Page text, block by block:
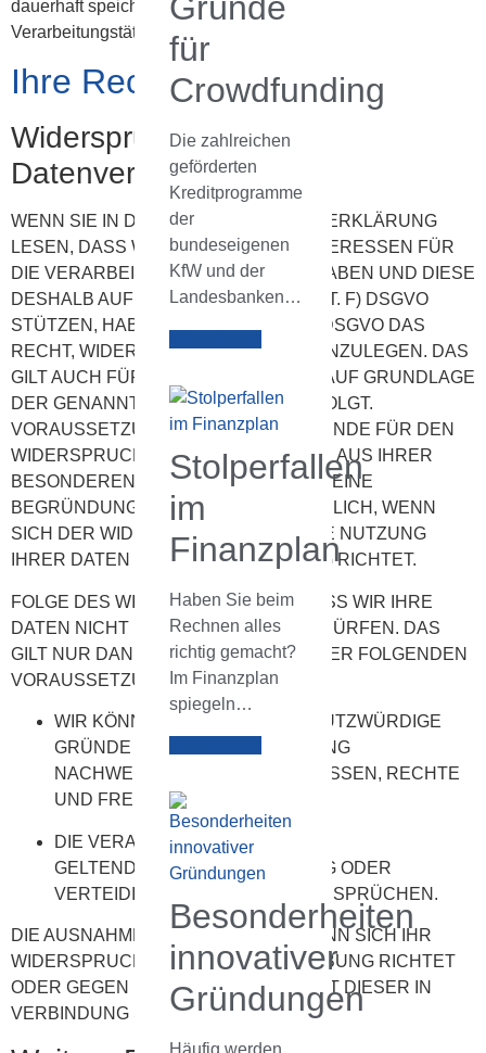
Gründe
für
Crowdfunding
Die zahlreichen
geförderten
Kreditprogramme
der
bundeseigenen
KfW und der
Landesbanken…
Stolperfallen
im
Finanzplan
Haben Sie beim
Rechnen alles
richtig gemacht?
Im Finanzplan
spiegeln…
Besonderheiten
innovativer
Gründungen
dauerhaft speichern. Wir haben auf diese
Verarbeitungstätigkeiten keinen Einfluss.
Ihre Rechte
Widerspruch gegen die
Datenverarbeitung
WENN SIE IN DIESER DATENSCHUTZERKLÄRUNG
LESEN, DASS WIR BERECHTIGTE INTERESSEN FÜR
DIE VERARBEITUNG IHRER DATEN HABEN UND DIESE
DESHALB AUF ART. 6 ABS. 1 SATZ 1 LIT. F) DSGVO
STÜTZEN, HABEN SIE NACH ART. 21 DSGVO DAS
RECHT, WIDERSPRUCH DAGEGEN EINZULEGEN. DAS
GILT AUCH FÜR EIN PROFILING, DAS AUF GRUNDLAGE
DER GENANNTEN VORSCHRIFT ERFOLGT.
VORAUSSETZUNG IST, DASS SIE GRÜNDE FÜR DEN
WIDERSPRUCH ANFÜHREN, DIE SICH AUS IHRER
BESONDEREN SITUATION ERGEBEN. EINE
BEGRÜNDUNG IST NICHT ERFORDERLICH, WENN
SICH DER WIDERSPRUCH GEGEN DIE NUTZUNG
IHRER DATEN ZUR DIREKTWERBUNG RICHTET.
FOLGE DES WIDERSPRUCHS IST, DASS WIR IHRE
DATEN NICHT MEHR VERARBEITEN DÜRFEN. DAS
GILT NUR DANN NICHT, WENN EINE DER FOLGENDEN
VORAUSSETZUNGEN VORLIEGT:
WIR KÖNNEN ZWINGENDE SCHUTZWÜRDIGE
GRÜNDE FÜR DIE VERARBEITUNG
NACHWEISEN, DIE IHRE INTERESSEN, RECHTE
UND FREIHEITEN ÜBERWIEGEN.
DIE VERARBEITUNG DIENT DER
GELTENDMACHUNG, AUSÜBUNG ODER
VERTEIDIGUNG VON RECHTSANSPRÜCHEN.
DIE AUSNAHMEN GELTEN NICHT, WENN SICH IHR
WIDERSPRUCH GEGEN DIREKTWERBUNG RICHTET
ODER GEGEN EIN PROFILING, DAS MIT DIESER IN
VERBINDUNG STEHT.